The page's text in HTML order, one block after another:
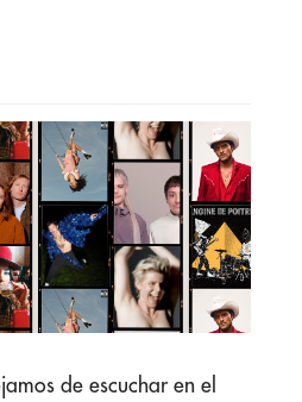
de escuchar en el